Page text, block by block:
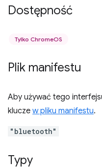
Dostępność
Tylko ChromeOS
Plik manifestu
Aby używać tego
klucze w pliku manifestu.
"bluetooth"
Typy